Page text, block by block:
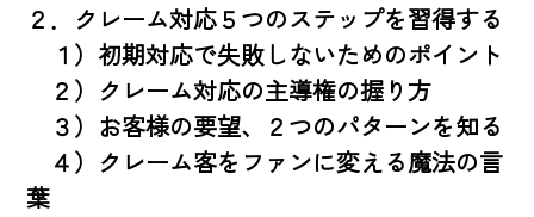
２．クレーム対応５つのステップを習得する
１）初期対応で失敗しないためのポイント
２）クレーム対応の主導権の握り方
３）お客様の要望、２つのパターンを知る
４）クレーム客をファンに変える魔法の言
葉